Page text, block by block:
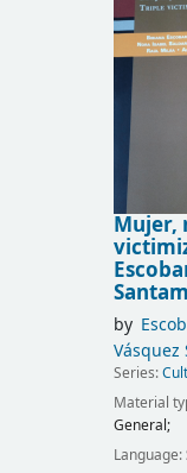
Mujer,
by
Vásquez
Series:
Material
General;
Language: